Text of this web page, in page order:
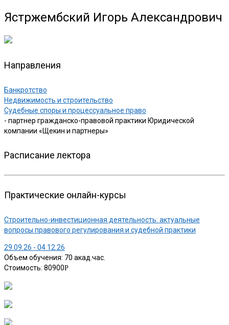
Ястржембский Игорь Александрович
Направления
Банкротство
Недвижимость и строительство
Судебные споры и процессуальное право
- партнер гражданско-правовой практики Юридической
компании «Щекин и партнеры»
Расписание лектора
Практические онлайн-курсы
Строительно-инвестиционная деятельность: актуальные
вопросы правового регулирования и судебной практики
29.09.26 - 04.12.26
Объем обучения: 70 акад.час.
Стоимость: 80900Р